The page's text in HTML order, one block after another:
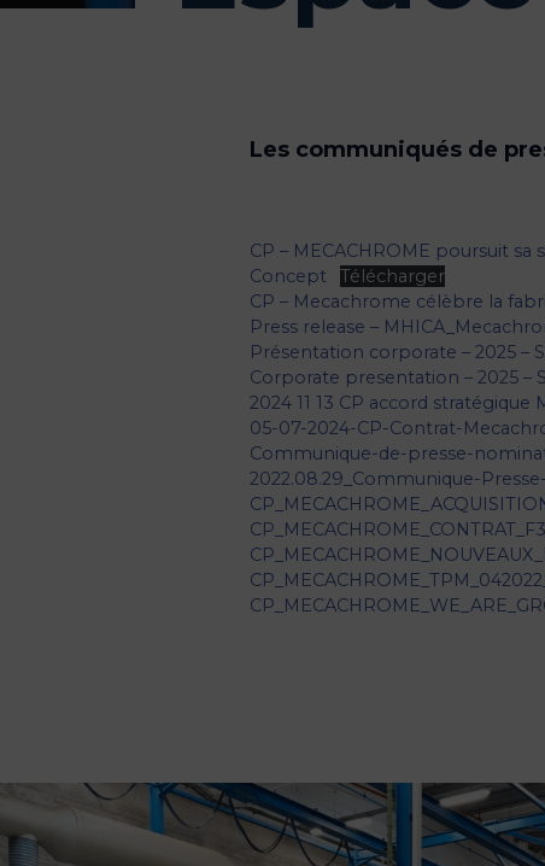
Les communiqués de
CP – MECACHROME poursuit
Concept
Télécharger
CP – Mecachrome célèbre la
Press release –
Présentation corporate – 2025 –
Corporate presentation – 2025 –
2024 11 13 CP accord
05-07-2024-CP-Contrat-
Communique-de-presse-
2022.08.29_Communique-